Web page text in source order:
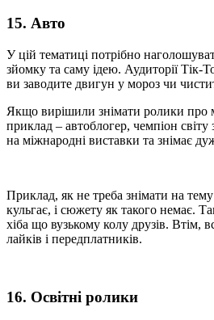
15. Авто
У цій тематиці потрібно
зйомку та саму ідею. Аудиторії Тік-
ви заводите двигун у мороз чи
Якщо вирішили знімати ролики про
приклад – автоблогер, чемпіон
на міжнародні виставки та знімає
Приклад, як не треба знімати на тему
кульгає, і сюжету як такого немає.
хіба що вузькому колу друзів. Втім,
лайків і передплатників.
16. Освітні ролики